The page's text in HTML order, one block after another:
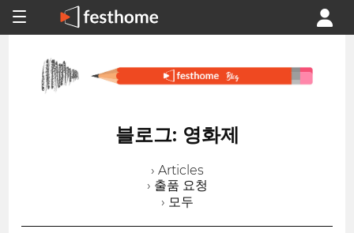
블로그: 영화제
› Articles
› 출품 요청
› 모두